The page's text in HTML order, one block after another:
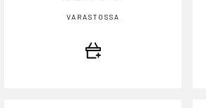
VARASTOSSA